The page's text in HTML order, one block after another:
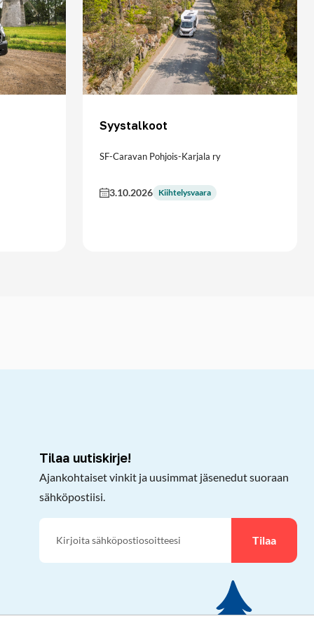
Syystalkoot
SF-Caravan Pohjois-Karjala ry
3.10.2026 Kiihtelysvaara
Tilaa uutiskirje!
Ajankohtaiset vinkit ja uusimmat jäsenedut suoraan
sähköpostiisi.
Tilaa